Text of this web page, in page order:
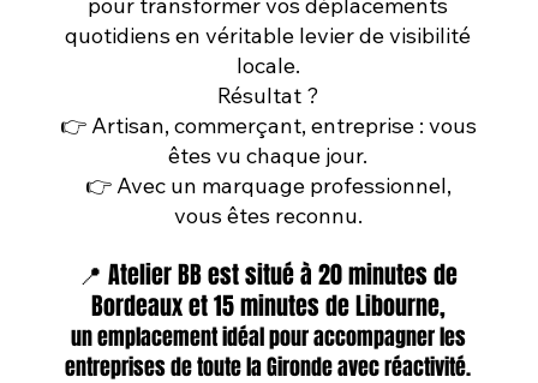
pour transformer vos déplacements
quotidiens en véritable levier de visibilité
locale.
Résultat ?
👉 Artisan, commerçant, entreprise : vous
êtes vu chaque jour.
👉 Avec un marquage professionnel,
vous êtes reconnu.
📍 Atelier BB est situé à 20 minutes de
Bordeaux et 15 minutes de Libourne,
un emplacement idéal pour accompagner les
entreprises de toute la Gironde avec réactivité.